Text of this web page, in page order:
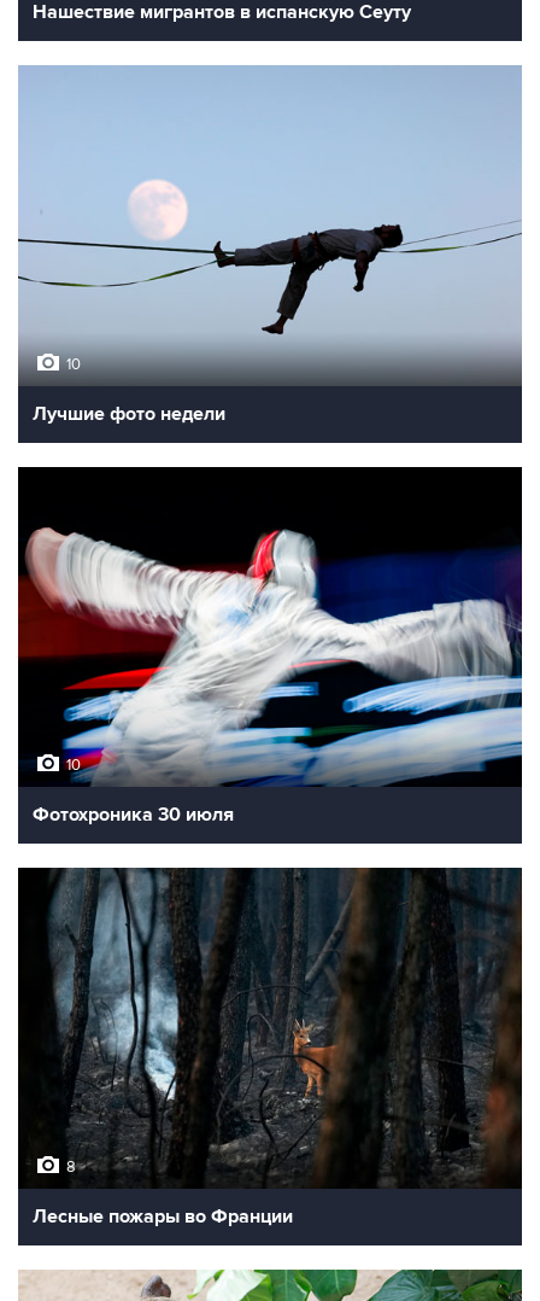
Нашествие мигрантов в испанскую Сеуту
10
Лучшие фото недели
10
Фотохроника 30 июля
8
Лесные пожары во Франции